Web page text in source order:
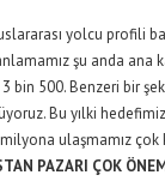
yolcu profili
şu anda ana
3 bin 500. Benzeri bir
Bu yılki
milyona ulaşmamız
PAZARI ÇOK